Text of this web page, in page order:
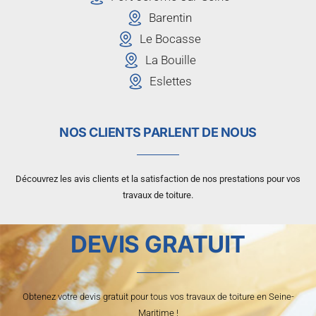
Barentin
Le Bocasse
La Bouille
Eslettes
NOS CLIENTS PARLENT DE NOUS
Découvrez les avis clients et la satisfaction de nos prestations pour vos
travaux de toiture.
DEVIS GRATUIT
Obtenez votre devis gratuit pour tous vos travaux de toiture en Seine-
Maritime !